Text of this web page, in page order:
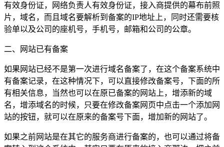
有效身份证，网络负责人有效身份证，接入商提供的幕布前照
片，域名，而且域名要解析到备案的IP地址上，同时还需要核
验单以及公司的座机号，手机号，邮箱和公司的公章。
二、网站已有备案
如果网站已经不是第一次进行域名备案了，在这个备案系统中
有备案记录，在这种情况下，可以直接修改备案号，下面的所
有相关信息，当然也可以在原已备案的网站上，增添新的域
名，增添域名的时候，只要在修改备案网页中点击一个添加网
站的按钮，就可以在原来的备案号下面，增加新的网站了。
如果之前网站是在其它的服务商进行备案的，也可以通过将备